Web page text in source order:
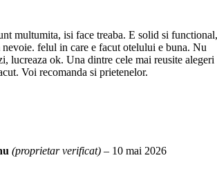
multumita, isi face treaba. E solid si functional,
nevoie. felul in care e facut otelului e buna. Nu
lucreaza ok. Una dintre cele mai reusite alegeri
Voi recomanda si prietenelor.
(proprietar verificat) – 10 mai 2026